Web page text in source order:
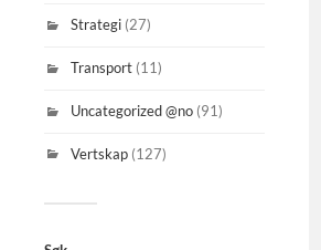
Strategi (27)
Transport (11)
Uncategorized @no (91)
Vertskap (127)